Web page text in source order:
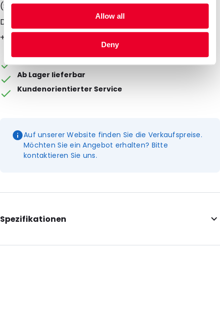
Allow all
Deny
(Silverbags) oder Blueline- Boxen verwendet werden.
Die Temperaturbereiche sind -30, -21, -18, +4, +22 und
+37 °C.
Die Verpackung kann individuell gestaltet werden
Ab Lager lieferbar
Kundenorientierter Service
Auf unserer Website finden Sie die Verkaufspreise.
Möchten Sie ein Angebot erhalten? Bitte
kontaktieren Sie uns.
Spezifikationen
Additional information: Bitte beachten Sie: Die Preise gelten